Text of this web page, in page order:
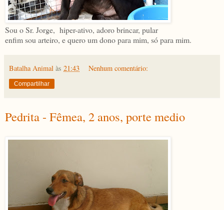
Sou o Sr. Jorge, hiper-ativo, adoro brincar, pular
enfim sou arteiro, e quero um dono para mim, só para mim.
Batalha Animal às 21:43 Nenhum comentário:
Compartilhar
Pedrita - Fêmea, 2 anos, porte medio